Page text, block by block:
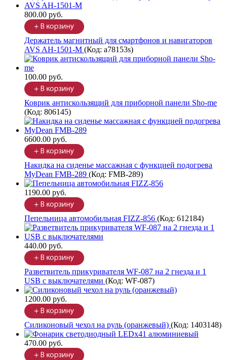
800.00 руб.
Держатель магнитный для смартфонов и навигаторов
AVS AH-1501-M (Код: a78153s)
100.00 руб.
Коврик антискользящий для приборной панели Sho-me
(Код: 806145)
6600.00 руб.
Накидка на сиденье массажная с функцией подогрева
MyDean FMB-289 (Код: FMB-289)
1190.00 руб.
Пепельница автомобильная FIZZ-856 (Код: 612184)
440.00 руб.
Разветвитель прикуривателя WF-087 на 2 гнезда и 1
USB с выключателями (Код: WF-087)
1200.00 руб.
Силиконовый чехол на руль (оранжевый) (Код: 1403148)
470.00 руб.